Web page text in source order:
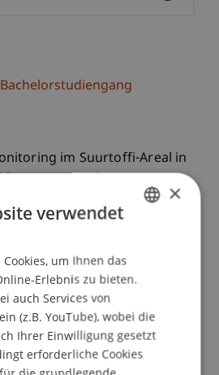
im Suurtoffi-Areal in
und
und technischen
von Neubauten ist oft
Planung errechnet
liess diesen
vom Büro hässig sustech
×
verwendet
um Ihnen das
Erlebnis zu bieten.
auch Services von
(z.B. YouTube), wobei die
Ihrer Einwilligung gesetzt
erforderliche Cookies